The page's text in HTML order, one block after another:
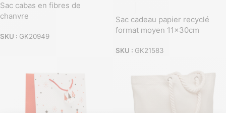
Sac cabas en fibres de
chanvre
SKU : GK20949
Sac cadeau papier recyclé
format moyen 11x30cm
SKU : GK21583